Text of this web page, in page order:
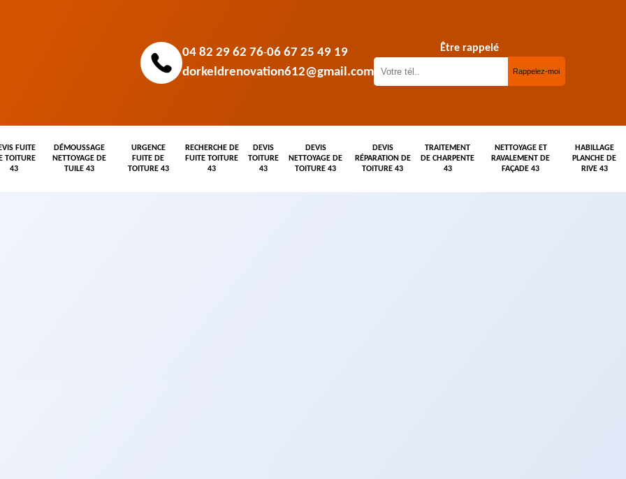
04 82 29 62 76-06 67 25 49 19
dorkeldrenovation612@gmail.com
Être rappelé
FUITE
TOITURE
43
DÉMOUSSAGE
NETTOYAGE DE
TUILE 43
URGENCE
FUITE DE
TOITURE 43
RECHERCHE DE
FUITE TOITURE
43
DEVIS
TOITURE
43
DEVIS
NETTOYAGE DE
TOITURE 43
DEVIS
RÉPARATION DE
TOITURE 43
TRAITEMENT
DE CHARPENTE
43
NETTOYAGE ET
RAVALEMENT DE
FAÇADE 43
HABILLAGE
PLANCHE DE
RIVE 43